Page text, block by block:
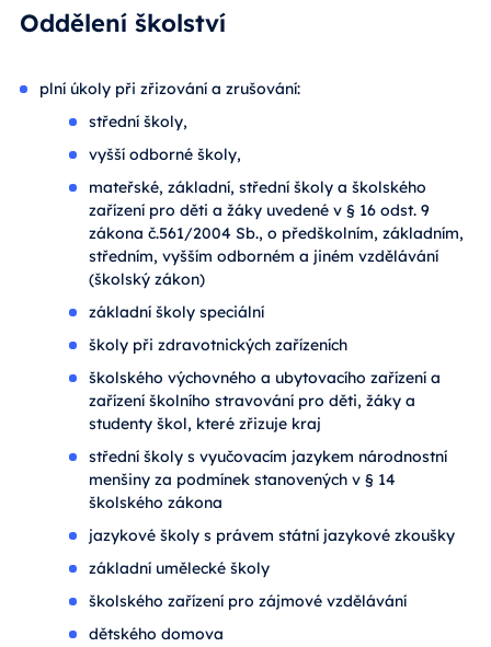
Oddělení školství
plní úkoly při zřizování a zrušování:
střední školy,
vyšší odborné školy,
mateřské, základní, střední školy a školského
zařízení pro děti a žáky uvedené v § 16 odst. 9
zákona č.561/2004 Sb., o předškolním, základním,
středním, vyšším odborném a jiném vzdělávání
(školský zákon)
základní školy speciální
školy při zdravotnických zařízeních
školského výchovného a ubytovacího zařízení a
zařízení školního stravování pro děti, žáky a
studenty škol, které zřizuje kraj
střední školy s vyučovacím jazykem národnostní
menšiny za podmínek stanovených v § 14
školského zákona
jazykové školy s právem státní jazykové zkoušky
základní umělecké školy
školského zařízení pro zájmové vzdělávání
dětského domova